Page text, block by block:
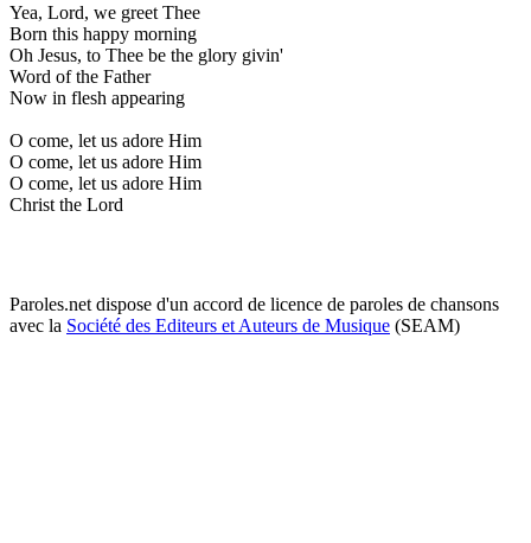
Yea, Lord, we greet Thee
Born this happy morning
Oh Jesus, to Thee be the glory givin'
Word of the Father
Now in flesh appearing
O come, let us adore Him
O come, let us adore Him
O come, let us adore Him
Christ the Lord
Paroles.net dispose d'un accord de licence de paroles de chansons
avec la Société des Editeurs et Auteurs de Musique (SEAM)